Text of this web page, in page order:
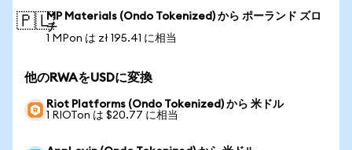
🇵🇱MP Materials (Ondo Tokenized) から ポーランド ズロ
チ
1 MPon は zł 195.41 に相当
他のRWAをUSDに変換
Riot Platforms (Ondo Tokenized) から 米ドル
1 RIOTon は $20.77 に相当